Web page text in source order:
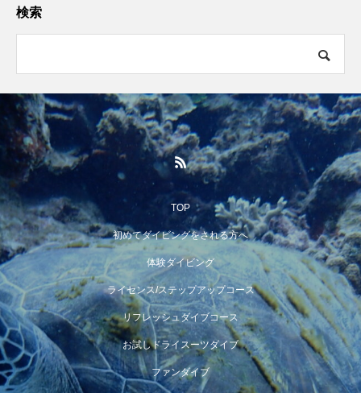
検索
TOP
初めてダイビングをされる方へ
体験ダイビング
ライセンス/ステップアップコース
リフレッシュダイブコース
お試しドライスーツダイブ
ファンダイブ